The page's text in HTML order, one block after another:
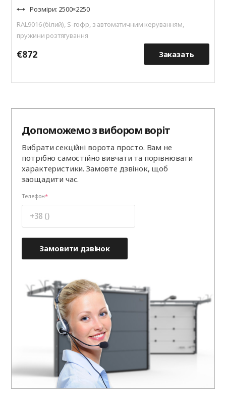
Розміри: 2500×2250
RAL9016 (білий), S-гофр, з автоматичним керуванням,
пружини розтягування
€872 Заказать
Допоможемо з вибором воріт
Вибрати секційні ворота просто. Вам не
потрібно самостійно вивчати та порівнювати
характеристики. Замовте дзвінок, щоб
заощадити час.
Телефон
Замовити дзвінок